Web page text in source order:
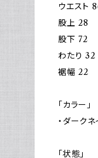
ウエスト
股上 28
股下 72
わたり 32
裾幅 22
「カラー」
・ダーク
「状態」